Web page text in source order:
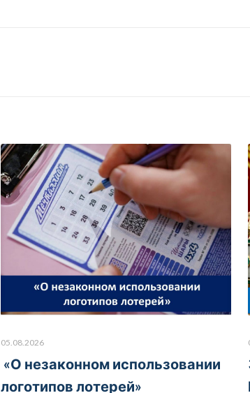
05.08.2026
«О незаконном использовании
логотипов лотерей»